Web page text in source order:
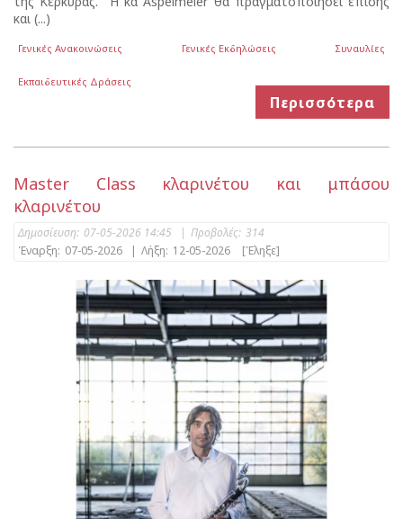
και (...)
Γενικές Ανακοινώσεις Γενικές Εκδηλώσεις Συναυλίες
Εκπαιδευτικές Δράσεις
Περισσότερα
Master Class κλαρινέτου και μπάσου
κλαρινέτου
Δημοσίευση: 07-05-2026 14:45 | Προβολές: 314
Έναρξη: 07-05-2026 | Λήξη: 12-05-2026 [Έληξε]